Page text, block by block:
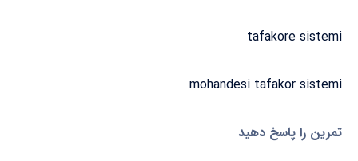
tafakore sistemi
mohandesi tafakor sistemi
تمرین را پاسخ دهید